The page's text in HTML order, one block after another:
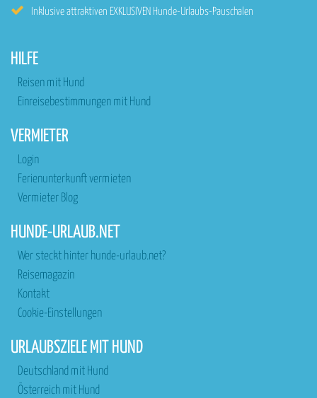
Inklusive attraktiven EXKLUSIVEN Hunde-Urlaubs-Pauschalen
HILFE
Reisen mit Hund
Einreisebestimmungen mit Hund
VERMIETER
Login
Ferienunterkunft vermieten
Vermieter Blog
HUNDE-URLAUB.NET
Wer steckt hinter hunde-urlaub.net?
Reisemagazin
Kontakt
Cookie-Einstellungen
URLAUBSZIELE MIT HUND
Deutschland mit Hund
Österreich mit Hund